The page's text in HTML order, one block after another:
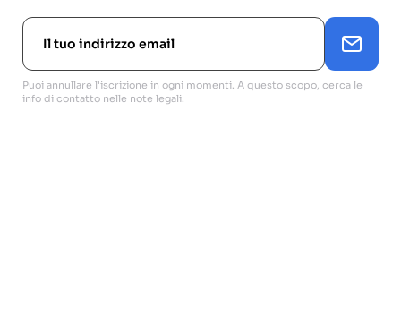
Puoi annullare l'iscrizione in ogni momenti. A questo scopo, cerca le
info di contatto nelle note legali.